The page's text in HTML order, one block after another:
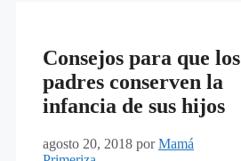
Consejos para que los
padres conserven la
infancia de sus hijos
agosto 20, 2018 porMamá